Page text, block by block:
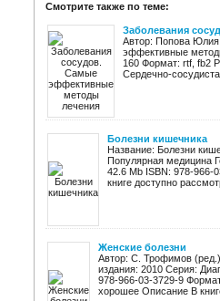
Смотрите также по теме:
Заболевания
Автор: Попова
эффективные
160 Формат: rtf, fb2
Сердечно-
Болезни кишечника
Название: Болезни
Популярная медицина
42.6 Mb ISBN: 978-966-
книге доступно
Женские болезни
Автор: С. Трофимов
издания: 2010 Серия:
978-966-03-3729-9
хорошее Описание В